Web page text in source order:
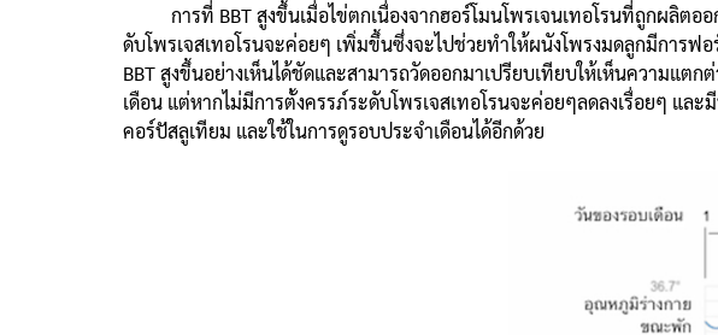
การที่ BBT สูงขึ้นเมื่อไข่ตกเนื่องจากฮอร์โมนโพรเจนเทอโรนที่ถูกผลิตออ
ดับโพรเจสเทอโรนจะค่อยๆ เพิ่มขึ้นซึ่งจะไปช่วยทำให้ผนังโพรงมดลูกมีการ
BBT สูงขึ้นอย่างเห็นได้ชัดและสามารถวัดออกมาเปรียบเทียบให้เห็นความแต
เดือน แต่หากไม่มีการตั้งครรภ์ระดับโพรเจสเทอโรนจะค่อยๆลดลงเรื่อยๆ แล
คอร์ปัสลูเทียม และใช้ในการดูรอบประจำเดือนได้อีกด้วย